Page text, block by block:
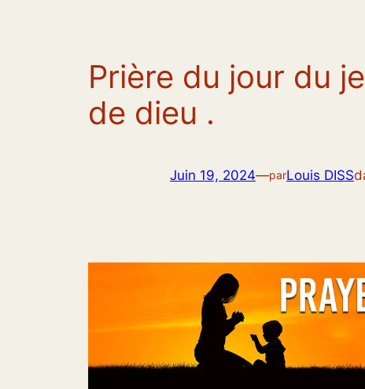
Prière du jour du
de dieu .
Juin 19, 2024—parLouis DISS